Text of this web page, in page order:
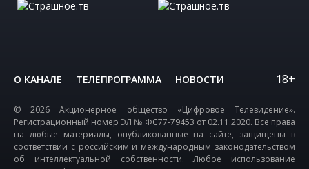
О КАНАЛЕ ТЕЛЕПРОГРАММА НОВОСТИ 18+
© 2026 Акционерное общество «Цифровое Телевидение».
Регистрационный номер ЭЛ № ФС77-79453 от 02.11.2020. Все права
на любые материалы, опубликованные на сайте, защищены в
соответствии с российским и международным законодательством
об интеллектуальной собственности. Любое использование